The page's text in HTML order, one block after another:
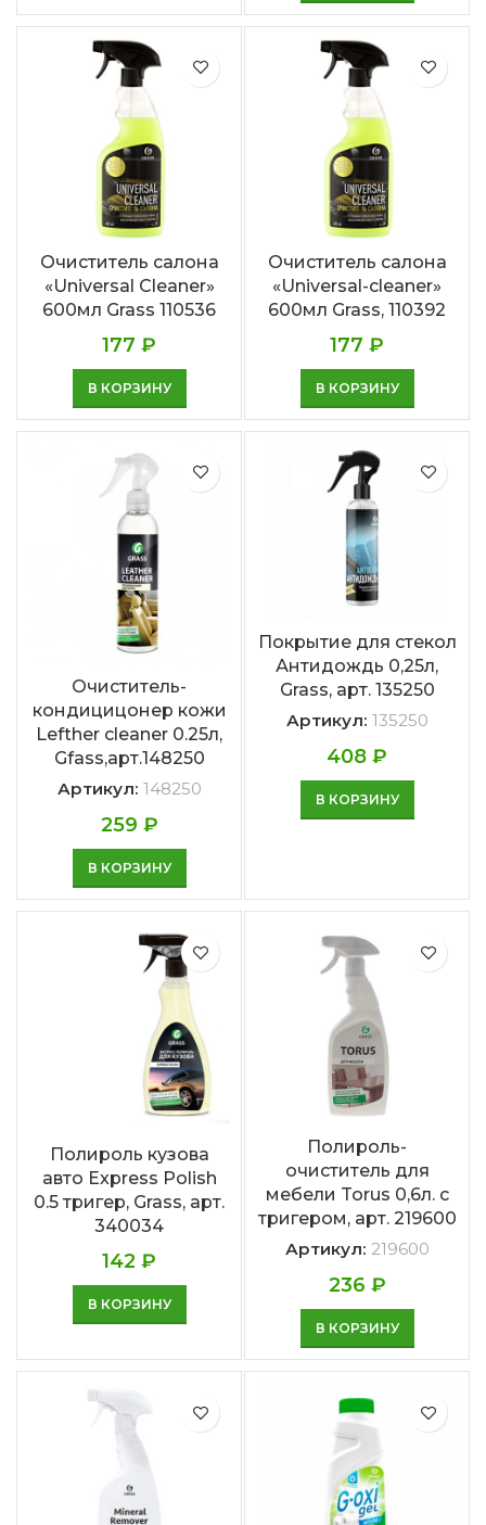
Очиститель салона
«Universal Cleaner»
600мл Grass 110536
177 ₽
В КОРЗИНУ
Очиститель салона
«Universal-cleaner»
600мл Grass, 110392
177 ₽
В КОРЗИНУ
Очиститель-
кондицицонер кожи
Lefther cleaner 0.25л,
Gfass,арт.148250
Артикул: 148250
259 ₽
В КОРЗИНУ
Покрытие для стекол
Антидождь 0,25л,
Grass, арт. 135250
Артикул: 135250
408 ₽
В КОРЗИНУ
Полироль кузова
авто Express Polish
0.5 тригер, Grass, арт.
340034
142 ₽
В КОРЗИНУ
Полироль-
очиститель для
мебели Torus 0,6л. с
тригером, арт. 219600
Артикул: 219600
236 ₽
В КОРЗИНУ